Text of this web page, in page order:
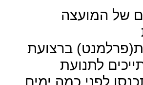
של המועצה
ברצועת
לתנועת
לפני כמה ימים